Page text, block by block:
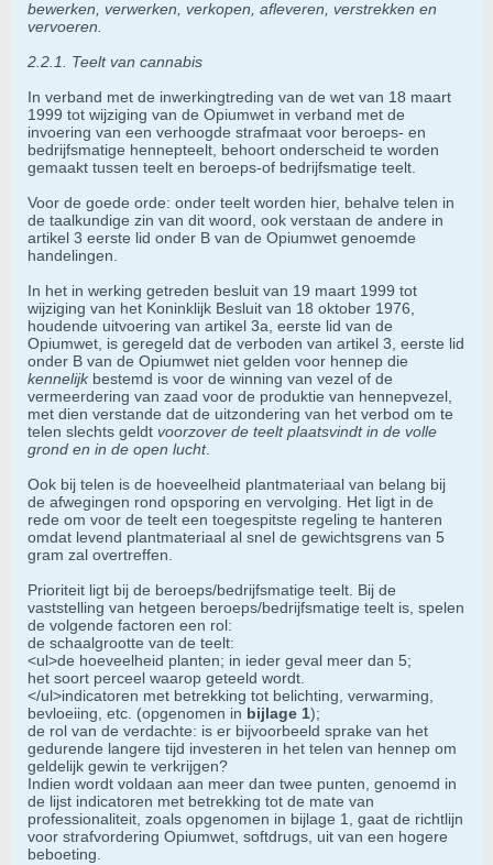
bewerken, verwerken, verkopen, afleveren, verstrekken en
vervoeren.
2.2.1. Teelt van cannabis
In verband met de inwerkingtreding van de wet van 18 maart
1999 tot wijziging van de Opiumwet in verband met de
invoering van een verhoogde strafmaat voor beroeps- en
bedrijfsmatige hennepteelt, behoort onderscheid te worden
gemaakt tussen teelt en beroeps-of bedrijfsmatige teelt.
Voor de goede orde: onder teelt worden hier, behalve telen in
de taalkundige zin van dit woord, ook verstaan de andere in
artikel 3 eerste lid onder B van de Opiumwet genoemde
handelingen.
In het in werking getreden besluit van 19 maart 1999 tot
wijziging van het Koninklijk Besluit van 18 oktober 1976,
houdende uitvoering van artikel 3a, eerste lid van de
Opiumwet, is geregeld dat de verboden van artikel 3, eerste lid
onder B van de Opiumwet niet gelden voor hennep die
kennelijkbestemd is voor de winning van vezel of de
vermeerdering van zaad voor de produktie van hennepvezel,
met dien verstande dat de uitzondering van het verbod om te
telen slechts geldt voorzover de teelt plaatsvindt in de volle
grond en in de open lucht.
Ook bij telen is de hoeveelheid plantmateriaal van belang bij
de afwegingen rond opsporing en vervolging. Het ligt in de
rede om voor de teelt een toegespitste regeling te hanteren
omdat levend plantmateriaal al snel de gewichtsgrens van 5
gram zal overtreffen.
Prioriteit ligt bij de beroeps/bedrijfsmatige teelt. Bij de
vaststelling van hetgeen beroeps/bedrijfsmatige teelt is, spelen
de volgende factoren een rol:
de schaalgrootte van de teelt:
<ul>de hoeveelheid planten; in ieder geval meer dan 5;
het soort perceel waarop geteeld wordt.
</ul>indicatoren met betrekking tot belichting, verwarming,
bevloeiing, etc. (opgenomen in bijlage 1);
de rol van de verdachte: is er bijvoorbeeld sprake van het
gedurende langere tijd investeren in het telen van hennep om
geldelijk gewin te verkrijgen?
Indien wordt voldaan aan meer dan twee punten, genoemd in
de lijst indicatoren met betrekking tot de mate van
professionaliteit, zoals opgenomen in bijlage 1, gaat de richtlijn
voor strafvordering Opiumwet, softdrugs, uit van een hogere
beboeting.